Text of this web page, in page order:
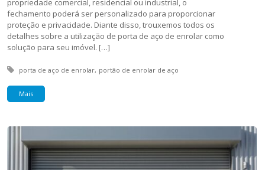
propriedade comercial, residencial ou industrial, o
fechamento poderá ser personalizado para proporcionar
proteção e privacidade. Diante disso, trouxemos todos os
detalhes sobre a utilização de porta de aço de enrolar como
solução para seu imóvel. […]
Tagged with:
porta de aço de enrolar portão de enrolar de aço
Mais